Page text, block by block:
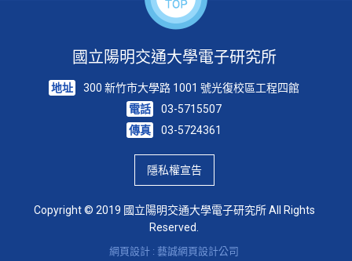
國立陽明交通大學電子研究所
地址
300 新竹市大學路 1001 號光復校區工程四館
電話
03-5715507
傳真
03-5724361
隱私權宣告
Copyright © 2019 國立陽明交通大學電子研究所 All Rights
Reserved.
網頁設計 : 藝誠網頁設計公司